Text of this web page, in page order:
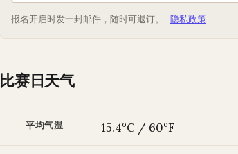
报名开启时发一封邮件，随时可退订。 · 隐私政策
比赛日天气
平均气温 15.4°C / 60°F